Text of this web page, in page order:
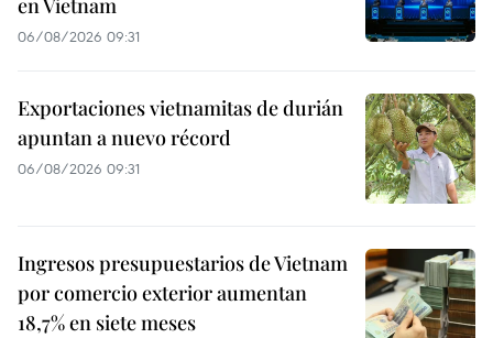
en Vietnam
06/08/2026 09:31
Exportaciones vietnamitas de durián
apuntan a nuevo récord
06/08/2026 09:31
Ingresos presupuestarios de Vietnam
por comercio exterior aumentan
18,7% en siete meses